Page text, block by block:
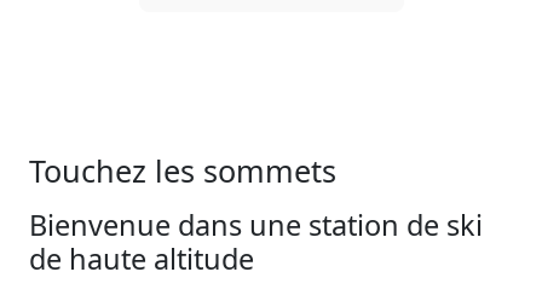
Touchez les sommets
Bienvenue dans une station de ski
de haute altitude